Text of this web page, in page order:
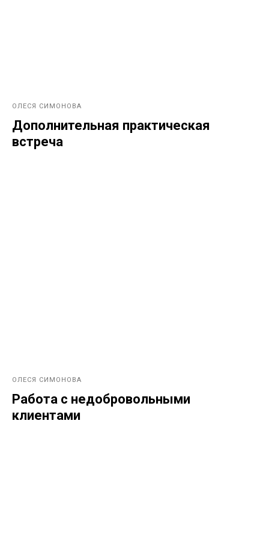
ОЛЕСЯ СИМОНОВА
Дополнительная практическая
встреча
ОЛЕСЯ СИМОНОВА
Работа с недобровольными
клиентами